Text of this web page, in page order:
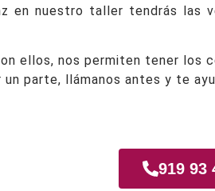
en nuestro taller tendrás las
ellos, nos permiten tener los
parte, llámanos antes y te
919 93